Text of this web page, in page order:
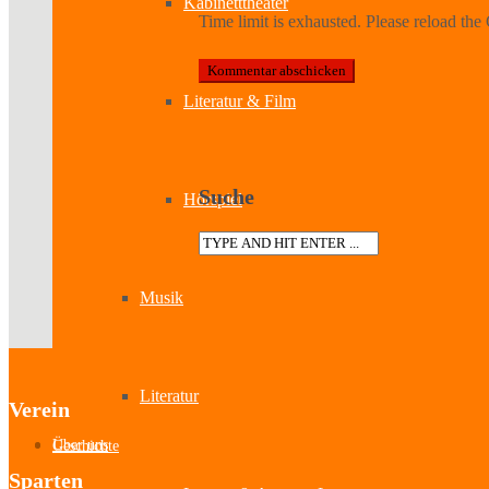
Literatur & Film
Hörspiel
Musik
Literatur
Time limit is exhausted. Please reload
Suche
Verein
Über uns
Geschichte
Sparten